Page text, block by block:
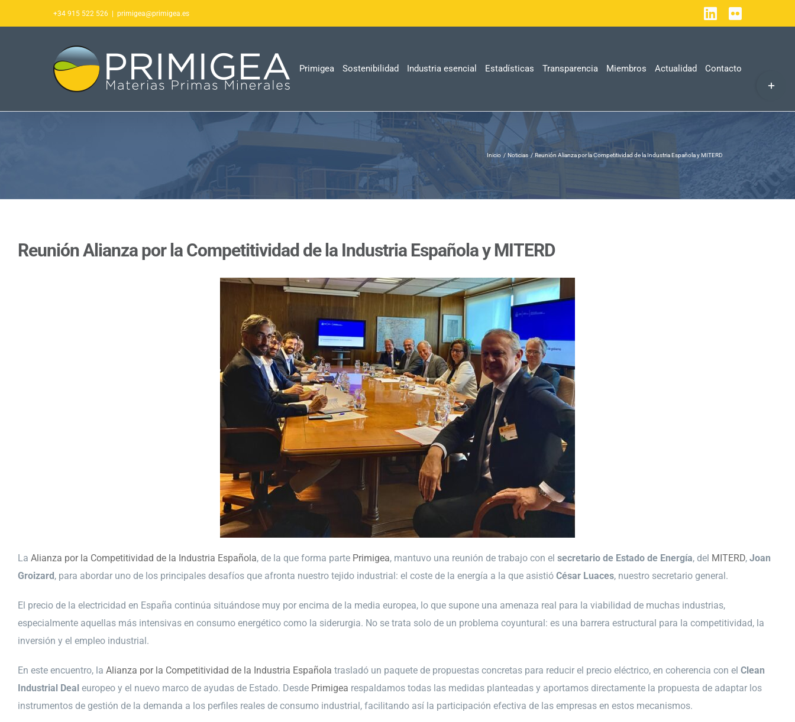
al
+34 915 522 526 | primigea@primigea.es LinkedIn
Flickr
Primigea Sostenibilidad Industria esencial Estadísticas Transparencia Miembros Actualidad Contacto
Inicio Noticias Reunión Alianza por la Competitividad de la Industria Española y MITERD
Reunión Alianza por la Competitividad de la Industria Española y MITERD
La Alianza por la Competitividad de la Industria Española, de la que forma parte Primigea, mantuvo una reunión de trabajo con el secretario de Estado de Energía, del MITERD, Joan
Groizard, para abordar uno de los principales desafíos que afronta nuestro tejido industrial: el coste de la energía a la que asistió César Luaces, nuestro secretario general.
El precio de la electricidad en España continúa situándose muy por encima de la media europea, lo que supone una amenaza real para la viabilidad de muchas industrias,
especialmente aquellas más intensivas en consumo energético como la siderurgia. No se trata solo de un problema coyuntural: es una barrera estructural para la competitividad, la
inversión y el empleo industrial.
En este encuentro, la Alianza por la Competitividad de la Industria Española trasladó un paquete de propuestas concretas para reducir el precio eléctrico, en coherencia con el Clean
Industrial Deal europeo y el nuevo marco de ayudas de Estado. Desde Primigea respaldamos todas las medidas planteadas y aportamos directamente la propuesta de adaptar los
instrumentos de gestión de la demanda a los perfiles reales de consumo industrial, facilitando así la participación efectiva de las empresas en estos mecanismos.
Bar